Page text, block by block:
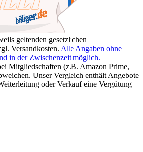
geltenden gesetzlichen
Versandkosten. Alle Angaben ohne
in der Zwischenzeit möglich.
Mitgliedschaften (z.B. Amazon Prime,
Unser Vergleich enthält Angebote
oder Verkauf eine Vergütung